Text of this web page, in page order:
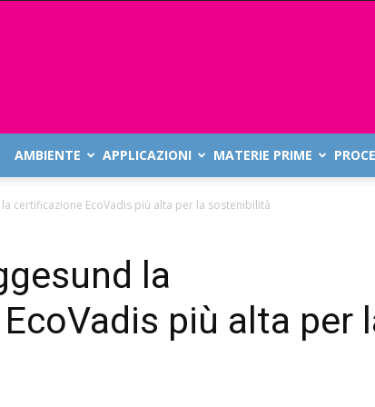
AMBIENTE APPLICAZIONI MATERIE PRIME
certificazione EcoVadis più alta per la sostenibilità
la
più alta per